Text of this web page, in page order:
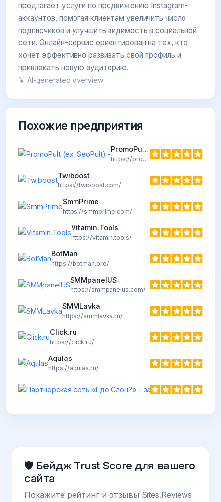
предлагает услуги по продвижению Instagram-
аккаунтов, помогая клиентам увеличить число
подписчиков и улучшить видимость в социальной
сети. Онлайн-сервис ориентирован на тех, кто
хочет эффективно развивать свой профиль и
привлекать новую аудиторию.
AI-generated overview
Похожие предприятия
PromoPult (ex. SeoPult) -
https://promopult.ru
Twiboost
https://twiboost.com/
SmmPrime
https://smmprime.com/
Vitamin.Tools
https://vitamin.tools/
BotMan
https://botman.pro/
SMMpanelUS
https://smmpanelus.com/
SMMLavka
https://smmlavka.ru/
Click.ru
https://click.ru/
Aqulas
https://aqulas.ru/
🛡️ Бейдж Trust Score для вашего
сайта
Покажите рейтинг и отзывы Sites.Reviews